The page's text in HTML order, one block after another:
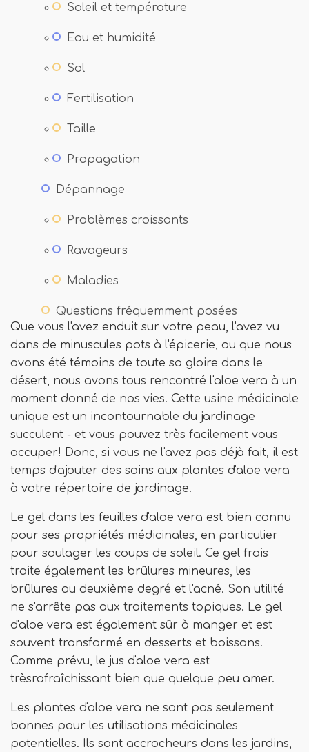
Soleil et température
Eau et humidité
Sol
Fertilisation
Taille
Propagation
Dépannage
Problèmes croissants
Ravageurs
Maladies
Questions fréquemment posées
Que vous l'avez enduit sur votre peau, l'avez vu
dans de minuscules pots à l'épicerie, ou que nous
avons été témoins de toute sa gloire dans le
désert, nous avons tous rencontré l'aloe vera à un
moment donné de nos vies. Cette usine médicinale
unique est un incontournable du jardinage
succulent - et vous pouvez très facilement vous
occuper! Donc, si vous ne l'avez pas déjà fait, il est
temps d'ajouter des soins aux plantes d'aloe vera
à votre répertoire de jardinage.
Le gel dans les feuilles d'aloe vera est bien connu
pour ses propriétés médicinales, en particulier
pour soulager les coups de soleil. Ce gel frais
traite également les brûlures mineures, les
brûlures au deuxième degré et l'acné. Son utilité
ne s'arrête pas aux traitements topiques. Le gel
d'aloe vera est également sûr à manger et est
souvent transformé en desserts et boissons.
Comme prévu, le jus d'aloe vera est
trèsrafraîchissant bien que quelque peu amer.
Les plantes d'aloe vera ne sont pas seulement
bonnes pour les utilisations médicinales
potentielles. Ils sont accrocheurs dans les jardins,